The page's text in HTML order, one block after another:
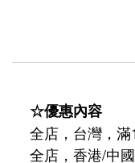
☆優惠內容
全店，台灣，
全店，香港/中